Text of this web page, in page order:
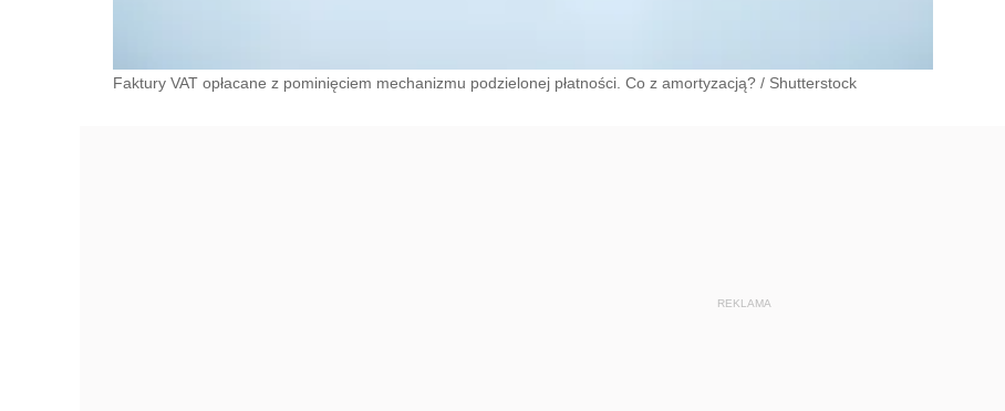
Faktury VAT opłacane z pominięciem mechanizmu podzielonej płatności. Co z amortyzacją? / Shutterstock